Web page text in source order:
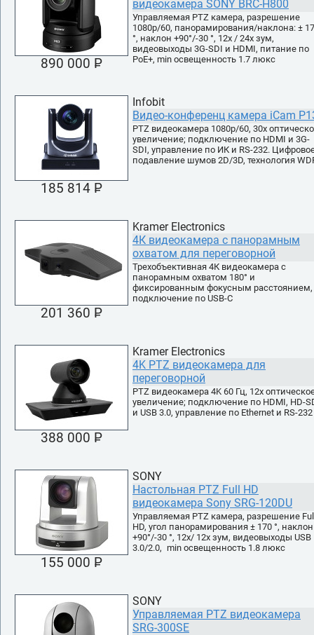
890 000 PУБ.
видеокамера SONY BRC-H800
Управляемая PTZ камера, разрешение
1080р/60, панорамирования/наклона: ±
°, наклон +90°/-30 °, 12х / 24х зум,
видеовыходы 3G-SDI и HDMI, питание по
PoE+, min освещенность 1.7 люкс
185 814 PУБ.
Infobit
Видео-конференц камера iCam
PTZ видеокамера 1080p/60, 30х
увеличение; подключение по HDMI и 3G-
SDI, управление по ИК и RS-232.
подавление шумов 2D/3D, технология
201 360 PУБ.
Kramer Electronics
4К видеокамера с панорамным
охватом для переговорной
Трехобъективная 4К видеокамера с
панорамным охватом 180° и
фиксированным фокусным расстоянием,
подключение по USB-C
388 000 PУБ.
Kramer Electronics
4K PTZ видеокамера для
переговорной
PTZ видеокамера 4K 60 Гц, 12х
увеличение; подключение по HDMI, HD-
и USB 3.0, управление по Ethernet и RS-232
155 000 PУБ.
SONY
Настольная PTZ Full HD
видеокамера Sony SRG-120DU
Управляемая PTZ камера, разрешение
HD, угол панорамирования ± 170 °, наклон
+90°/-30 °, 12х/ 12х зум, видеовыходы USB
3.0/2.0, min освещенность 1.8 люкс
SONY
Управляемая PTZ видеокамера
SRG-300SE